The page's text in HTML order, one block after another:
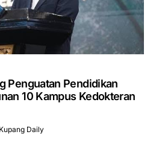
Penguatan Pendidikan
10 Kampus Kedokteran
Daily